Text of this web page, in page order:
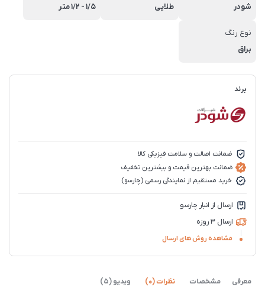
شودر
طلایی
1/5 - 1/2 متر
نوع رنگ
براق
برند
ضمانت اصالت و سلامت فیزیکی کالا
ضمانت بهترین قیمت و بیشترین تخفیف
خرید مستقیم از نمایندگی رسمی (چارسو)
ارسال از انبار چارسو
ارسال 3 روزه
مشاهده روش های ارسال
معرفی مشخصات نظرات (0) ویدیو (5)